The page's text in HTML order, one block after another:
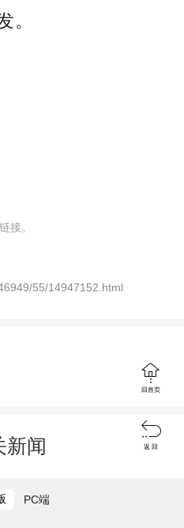
。
接。
55/14947152.html
新闻
PC端

回首页

返 回